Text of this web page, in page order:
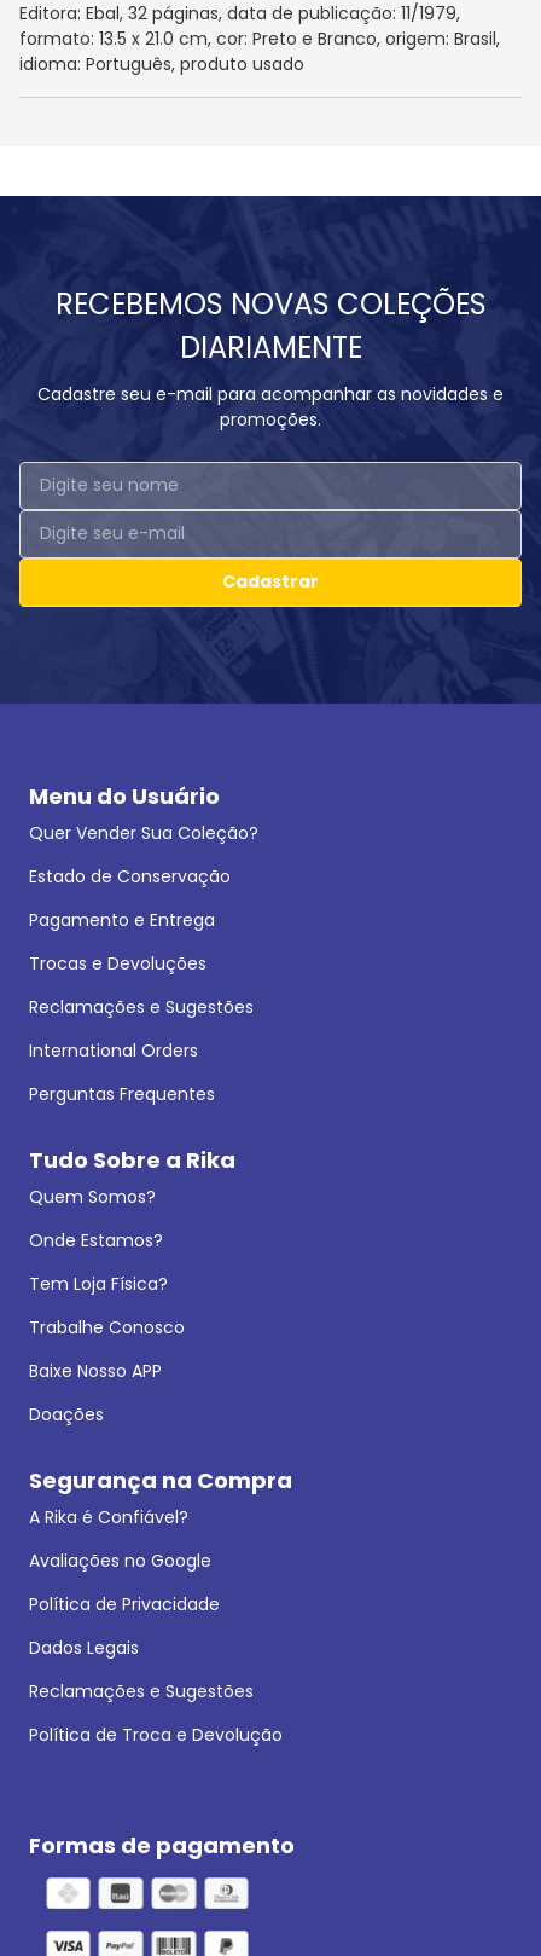
Editora: Ebal, 32 páginas, data de publicação: 11/1979,
formato: 13.5 x 21.0 cm, cor: Preto e Branco, origem: Brasil,
idioma: Português, produto usado
RECEBEMOS NOVAS COLEÇÕES
DIARIAMENTE
Cadastre seu e-mail para acompanhar as novidades e
promoções.
Cadastrar
Menu do Usuário
Quer Vender Sua Coleção?
Estado de Conservação
Pagamento e Entrega
Trocas e Devoluções
Reclamações e Sugestões
International Orders
Perguntas Frequentes
Tudo Sobre a Rika
Quem Somos?
Onde Estamos?
Tem Loja Física?
Trabalhe Conosco
Baixe Nosso APP
Doações
Segurança na Compra
A Rika é Confiável?
Avaliações no Google
Política de Privacidade
Dados Legais
Reclamações e Sugestões
Política de Troca e Devolução
Formas de pagamento